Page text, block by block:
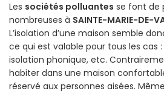
Les sociétés polluantes se font de
nombreuses à SAINTE-MARIE-DE-
L’isolation d’une maison semble
ce qui est valable pour tous les cas
isolation phonique, etc.
habiter dans une maison
réservé aux personnes aisées.